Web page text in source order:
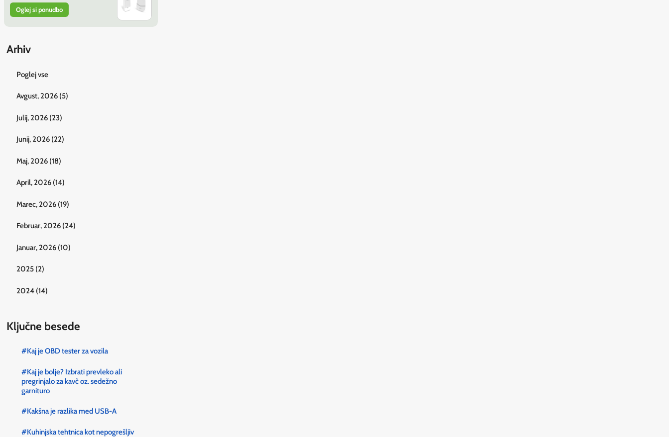
Oglej si ponudbo
Arhiv
Poglej vse
Avgust, 2026 (5)
Julij, 2026 (23)
Junij, 2026 (22)
Maj, 2026 (18)
April, 2026 (14)
Marec, 2026 (19)
Februar, 2026 (24)
Januar, 2026 (10)
2025 (2)
2024 (14)
Ključne besede
#Kaj je OBD tester za vozila
#Kaj je bolje? Izbrati prevleko ali
pregrinjalo za kavč oz. sedežno
garnituro
#Kakšna je razlika med USB-A
#Kuhinjska tehtnica kot nepogrešljiv